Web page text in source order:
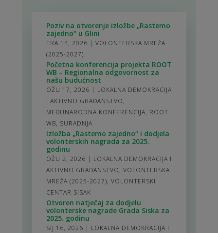
Poziv na otvorenje izložbe „Rastemo
zajedno“ u Glini
TRA 14, 2026 | VOLONTERSKA MREŽA
(2025-2027)
Početna konferencija projekta ROOT
WB – Regionalna odgovornost za
našu budućnost
OŽU 17, 2026 | LOKALNA DEMOKRACIJA
I AKTIVNO GRAĐANSTVO,
MEĐUNARODNA KONFERENCIJA, ROOT
WB, SURADNJA
Izložba „Rastemo zajedno“ i dodjela
volonterskih nagrada za 2025.
godinu
OŽU 2, 2026 | LOKALNA DEMOKRACIJA I
AKTIVNO GRAĐANSTVO, VOLONTERSKA
MREŽA (2025-2027), VOLONTERSKI
CENTAR SISAK
Otvoren natječaj za dodjelu
volonterske nagrade Grada Siska za
2025. godinu
SIJ 16, 2026 | LOKALNA DEMOKRACIJA I